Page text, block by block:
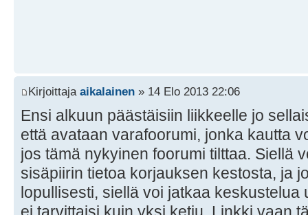
Kirjoittaja aikalainen » 14 Elo 2013 22:06
Ensi alkuun päästäisiin liikkeelle jo
että avataan varafoorumi, jonka kautta
jos tämä nykyinen foorumi tilttaa. Siellä
sisäpiirin tietoa korjauksen kestosta, ja
lopullisesti, siellä voi jatkaa keskustelua
ei tarvittaisi kuin yksi ketju. Linkki vaan